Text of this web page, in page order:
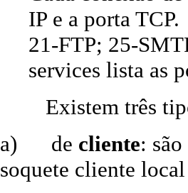
IP e a porta
21-FTP; 25-
services lista as
Existem três
a) de cliente:
soquete cliente